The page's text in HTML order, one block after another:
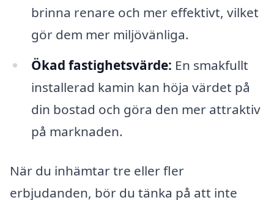
brinna renare och mer effektivt, vilket
gör dem mer miljövänliga.
Ökad fastighetsvärde: En smakfullt
installerad kamin kan höja värdet på
din bostad och göra den mer attraktiv
på marknaden.
När du inhämtar tre eller fler
erbjudanden, bör du tänka på att inte